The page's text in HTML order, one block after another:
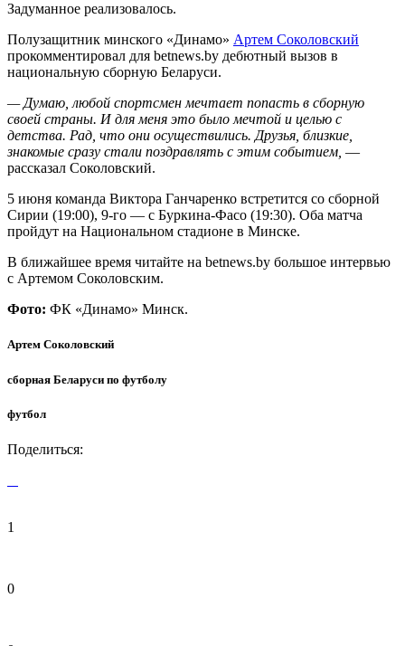
Задуманное реализовалось.
Полузащитник минского «Динамо» Артем Соколовский
прокомментировал для betnews.by дебютный вызов в
национальную сборную Беларуси.
— Думаю, любой спортсмен мечтает попасть в сборную
своей страны. И для меня это было мечтой и целью с
детства. Рад, что они осуществились. Друзья, близкие,
знакомые сразу стали поздравлять с этим событием, —
рассказал Соколовский.
5 июня команда Виктора Ганчаренко встретится со сборной
Сирии (19:00), 9-го — с Буркина-Фасо (19:30). Оба матча
пройдут на Национальном стадионе в Минске.
В ближайшее время читайте на betnews.by большое интервью
с Артемом Соколовским.
Фото: ФК «Динамо» Минск.
Артем Соколовский
сборная Беларуси по футболу
футбол
Поделиться:
1
0